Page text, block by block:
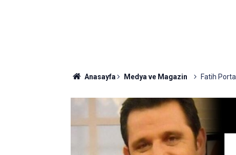
Anasayfa Medya ve Magazin Fatih